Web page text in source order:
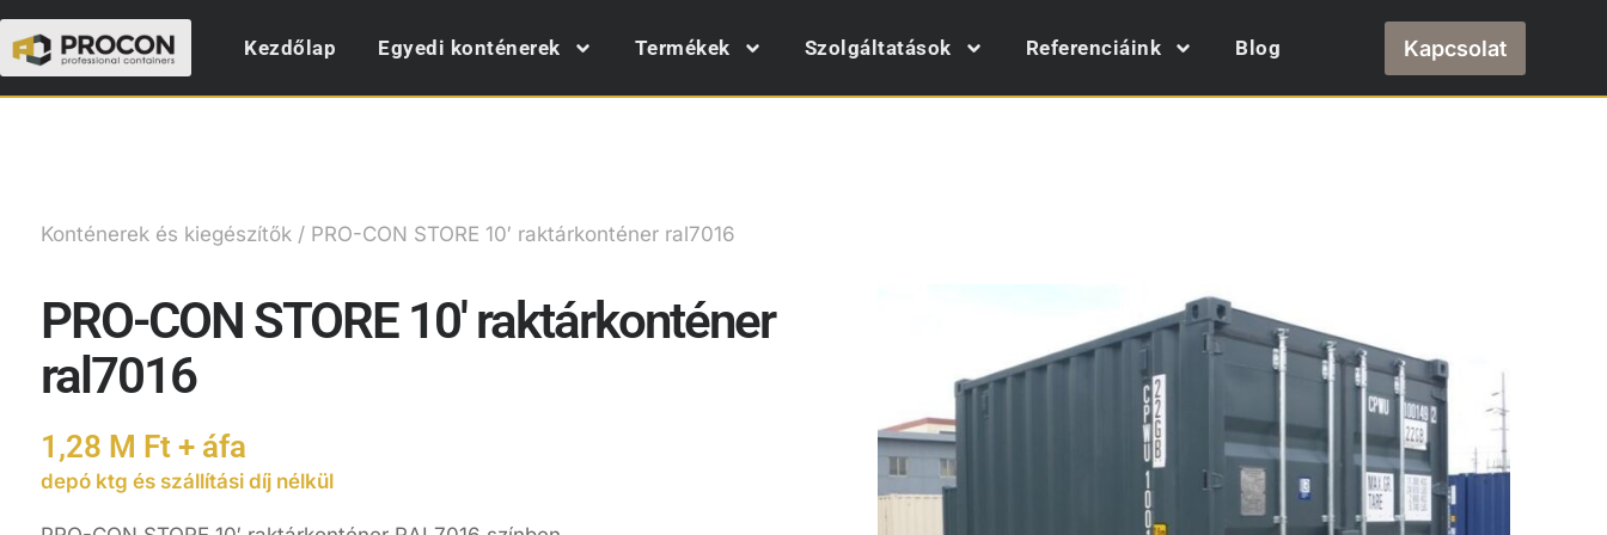
Kezdőlap Egyedi konténerek Termékek Szolgáltatások Referenciáink Blog Kapcsolat
Konténerek és kiegészítők / PRO-CON STORE 10′ raktárkonténer ral7016
PRO-CON STORE 10′ raktárkonténer
ral7016
1,28 M Ft + áfa
depó ktg és szállítási díj nélkül